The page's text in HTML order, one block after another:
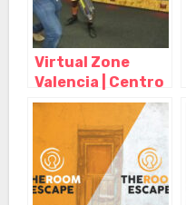
Virtual Zone
Valencia | Centro
Realidad Virtual,
Valencia –
Valencia